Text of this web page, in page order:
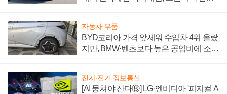
자동차·부품
BYD코리아 가격 앞세워 수입차 4위 올랐
지만, BMW·벤츠보다 높은 공임비에 소비
전자·전기·정보통신
[AI 뭉쳐야 산다⑧] LG·엔비디아 '피지컬 A